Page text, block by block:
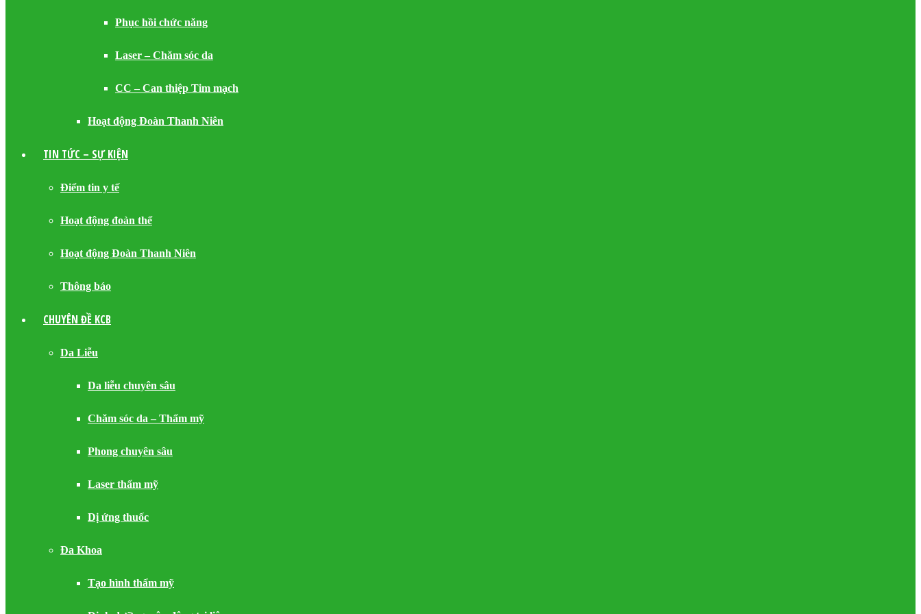
Phục hồi chức năng
Laser – Chăm sóc da
CC – Can thiệp Tim mạch
Hoạt động Đoàn Thanh Niên
TIN TỨC – SỰ KIỆN
Điểm tin y tế
Hoạt động đoàn thể
Hoạt động Đoàn Thanh Niên
Thông báo
CHUYÊN ĐỀ KCB
Da Liễu
Da liễu chuyên sâu
Chăm sóc da – Thẩm mỹ
Phong chuyên sâu
Laser thẩm mỹ
Dị ứng thuốc
Đa Khoa
Tạo hình thẩm mỹ